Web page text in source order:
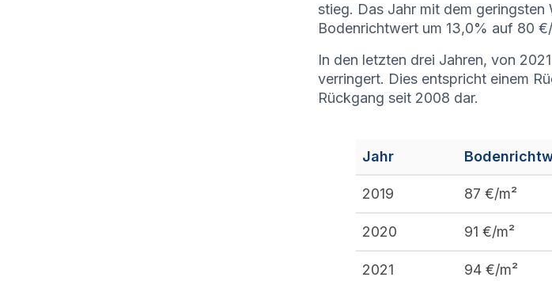
stieg. Das Jahr mit dem
Bodenrichtwert um 13,0% auf 80
In den letzten drei Jahren, von
verringert. Dies entspricht einem
Rückgang seit 2008 dar.
Jahr
2019 87 €/m²
2020 91 €/m²
2021 94 €/m²